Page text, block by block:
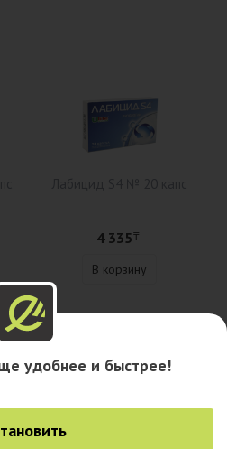
4 335₸
В корзину
удобнее и быстрее!